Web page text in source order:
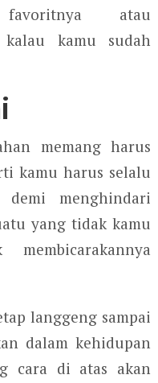
atau
kamu sudah
memang harus
kamu harus selalu
demi menghindari
yang tidak kamu
langgeng sampai
dalam kehidupan
cara di atas akan